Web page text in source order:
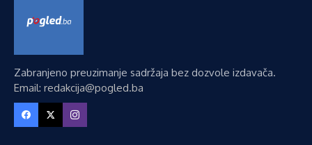
Zabranjeno preuzimanje sadržaja bez dozvole izdavača.
Email: redakcija@pogled.ba